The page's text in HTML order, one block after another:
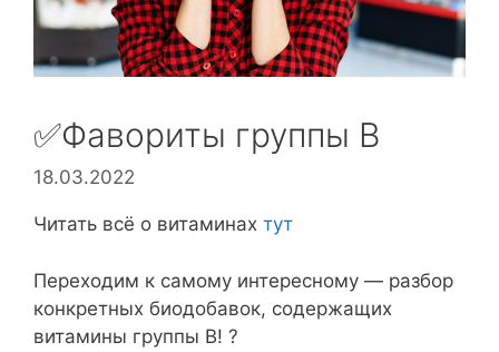
✅Фавориты группы В
18.03.2022
Читать всё о витаминах тут
Переходим к самому интересному — разбор
конкретных биодобавок, содержащих
витамины группы В! ?